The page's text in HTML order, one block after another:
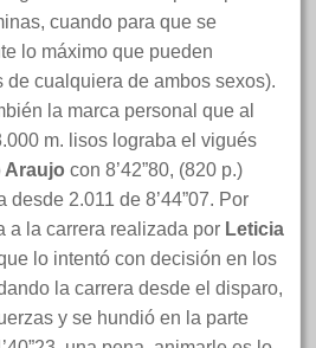
cuando para que se
lo máximo que pueden
de cualquiera de ambos sexos).
la marca personal que al
m. lisos lograba el vigués
Araujo con 8’42”80, (820 p.)
2.011 de 8’44”07. Por
a la carrera realizada por Leticia
lo intentó con decisión en los
la carrera desde el disparo,
y se hundió en la parte